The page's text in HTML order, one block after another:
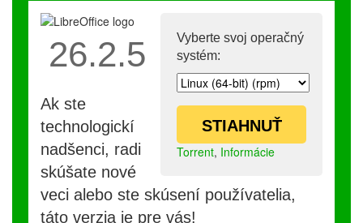
Vyberte svoj operačný
systém:
STIAHNUŤ
Torrent, Informácie
26.2.5
Ak ste
technologickí
nadšenci, radi
skúšate nové
veci alebo ste skúsení používatelia,
táto verzia je pre vás!